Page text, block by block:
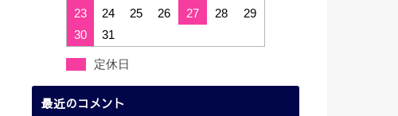
23
24 25 26 27 28
29
30
31
定休日
最近のコメント